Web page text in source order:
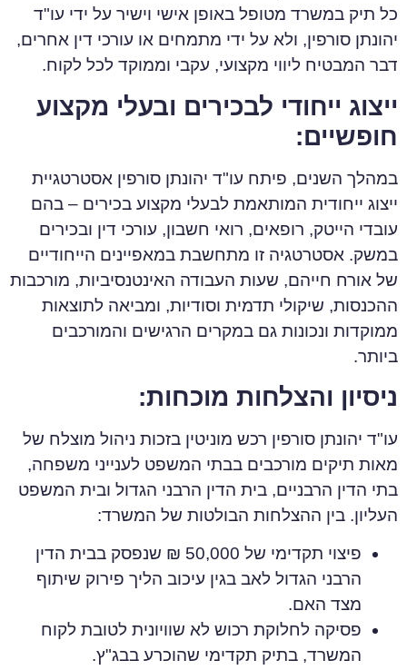
כל תיק במשרד מטופל באופן אישי וישיר על ידי עו"ד
יהונתן סורפין, ולא על ידי מתמחים או עורכי דין אחרים,
דבר המבטיח ליווי מקצועי, עקבי וממוקד לכל לקוח.
ייצוג ייחודי לבכירים ובעלי מקצוע
חופשיים:
במהלך השנים, פיתח עו"ד יהונתן סורפין אסטרטגיית
ייצוג ייחודית המותאמת לבעלי מקצוע בכירים – בהם
עובדי הייטק, רופאים, רואי חשבון, עורכי דין ובכירים
במשק. אסטרטגיה זו מתחשבת במאפיינים הייחודיים
של אורח חייהם, שעות העבודה האינטנסיביות, מורכבות
ההכנסות, שיקולי תדמית וסודיות, ומביאה לתוצאות
ממוקדות ונכונות גם במקרים הרגישים והמורכבים
ביותר.
ניסיון והצלחות מוכחות:
עו"ד יהונתן סורפין רכש מוניטין בזכות ניהול מוצלח של
מאות תיקים מורכבים בבתי המשפט לענייני משפחה,
בתי הדין הרבניים, בית הדין הרבני הגדול ובית המשפט
העליון. בין ההצלחות הבולטות של המשרד:
פיצוי תקדימי של 50,000 ₪
שנפסק בבית הדין
הרבני הגדול לאב בגין עיכוב הליך פירוק שיתוף
מצד האם.
פסיקה לחלוקת רכוש לא שוויונית לטובת לקוח
המשרד, בתיק תקדימי שהוכרע בבג"ץ.